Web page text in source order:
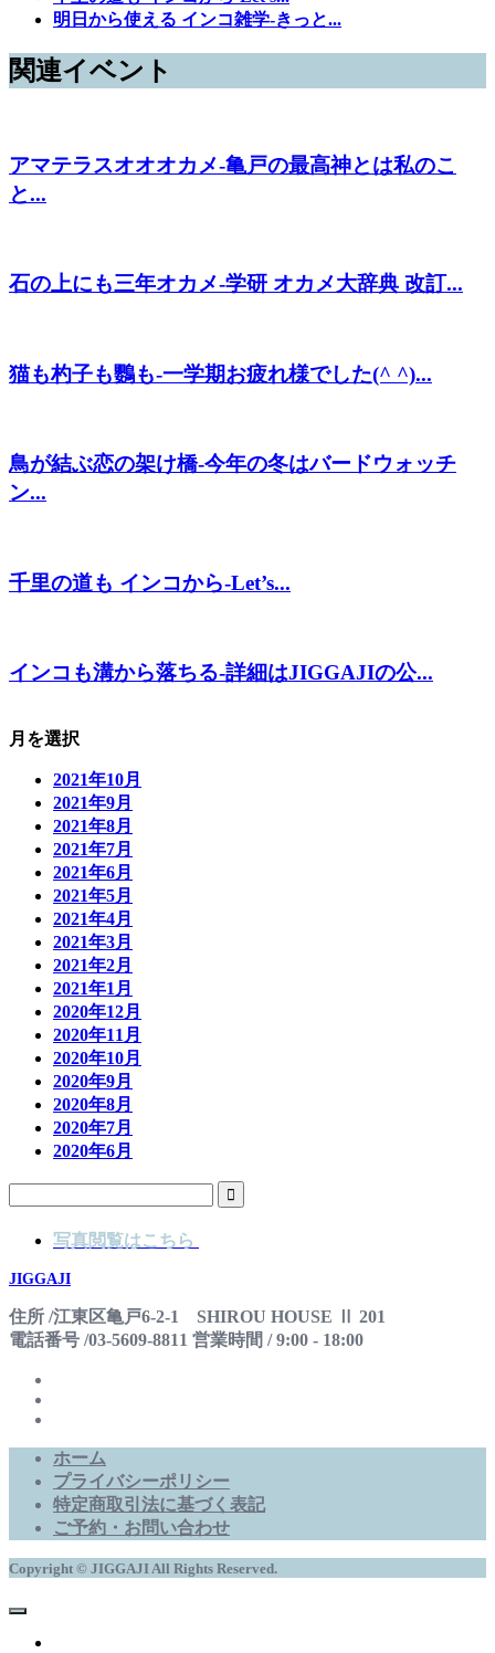
明日から使える インコ雑学-きっと...
関連イベント
アマテラスオオオカメ-亀戸の最高神とは私のこ
と...
石の上にも三年オカメ-学研 オカメ大辞典 改訂...
猫も杓子も鸚も-一学期お疲れ様でした(^ ^)...
鳥が結ぶ恋の架け橋-今年の冬はバードウォッチ
ン...
千里の道も インコから-Let’s...
インコも溝から落ちる-詳細はJIGGAJIの公...
月を選択
2021年10月
2021年9月
2021年8月
2021年7月
2021年6月
2021年5月
2021年4月
2021年3月
2021年2月
2021年1月
2020年12月
2020年11月
2020年10月
2020年9月
2020年8月
2020年7月
2020年6月
写真閲覧はこちら
JIGGAJI
住所 /江東区亀戸6-2-1 SHIROU HOUSE Ⅱ 201
電話番号 /03-5609-8811 営業時間 / 9:00 - 18:00
ホーム
プライバシーポリシー
特定商取引法に基づく表記
ご予約・お問い合わせ
Copyright © JIGGAJI All Rights Reserved.